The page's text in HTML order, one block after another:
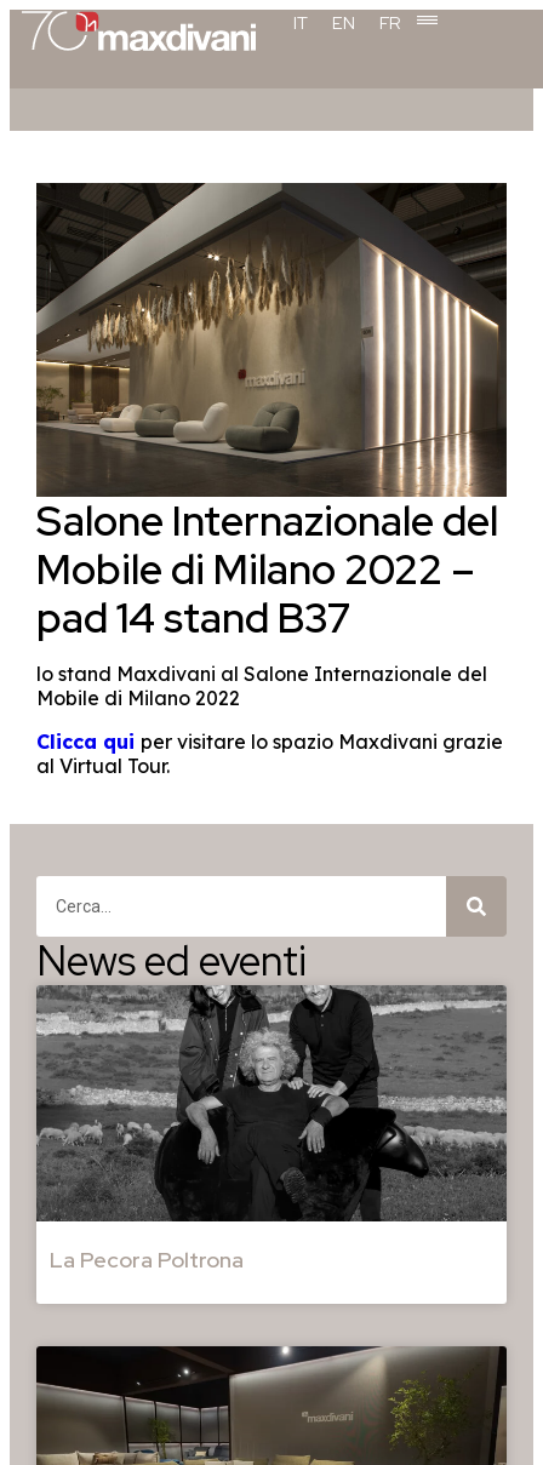
IT EN FR
Salone Internazionale del
Mobile di Milano 2022 –
pad 14 stand B37
lo stand Maxdivani al Salone Internazionale del
Mobile di Milano 2022
Clicca qui per visitare lo spazio Maxdivani grazie
al Virtual Tour.
News ed eventi
La Pecora Poltrona